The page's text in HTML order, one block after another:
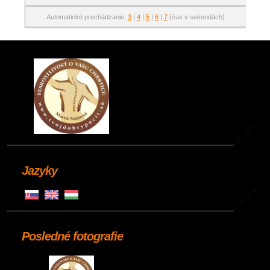
Automatické prechádzanie: 3 | 4 | 5 | 6 | 7 (čas v sekundách)
Jazyky
Posledné fotografie